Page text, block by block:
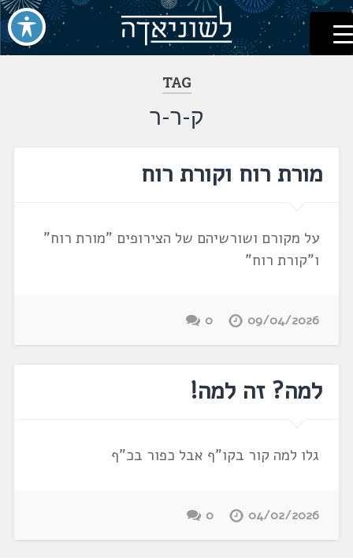
דלג
לתוכן
לשוניאדה
עברית. לשון. שפה
TAG
ק-ר-ר
מורת רוח וקורת רוח
על מקורם ושורשיהם של הצירופים "מורת רוח"
ו"קורת רוח"
09/04/2026
0
למה? זה למה!
גלו למה קור בקו"ף אבל כפור בכ"ף
04/02/2026
0